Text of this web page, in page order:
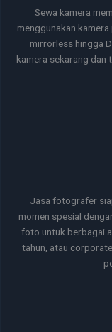
Sewa kamera
menggunakan
mirrorless hingga
kamera sekarang dan
Jasa fotografer
momen spesial
foto untuk berbagai
tahun, atau